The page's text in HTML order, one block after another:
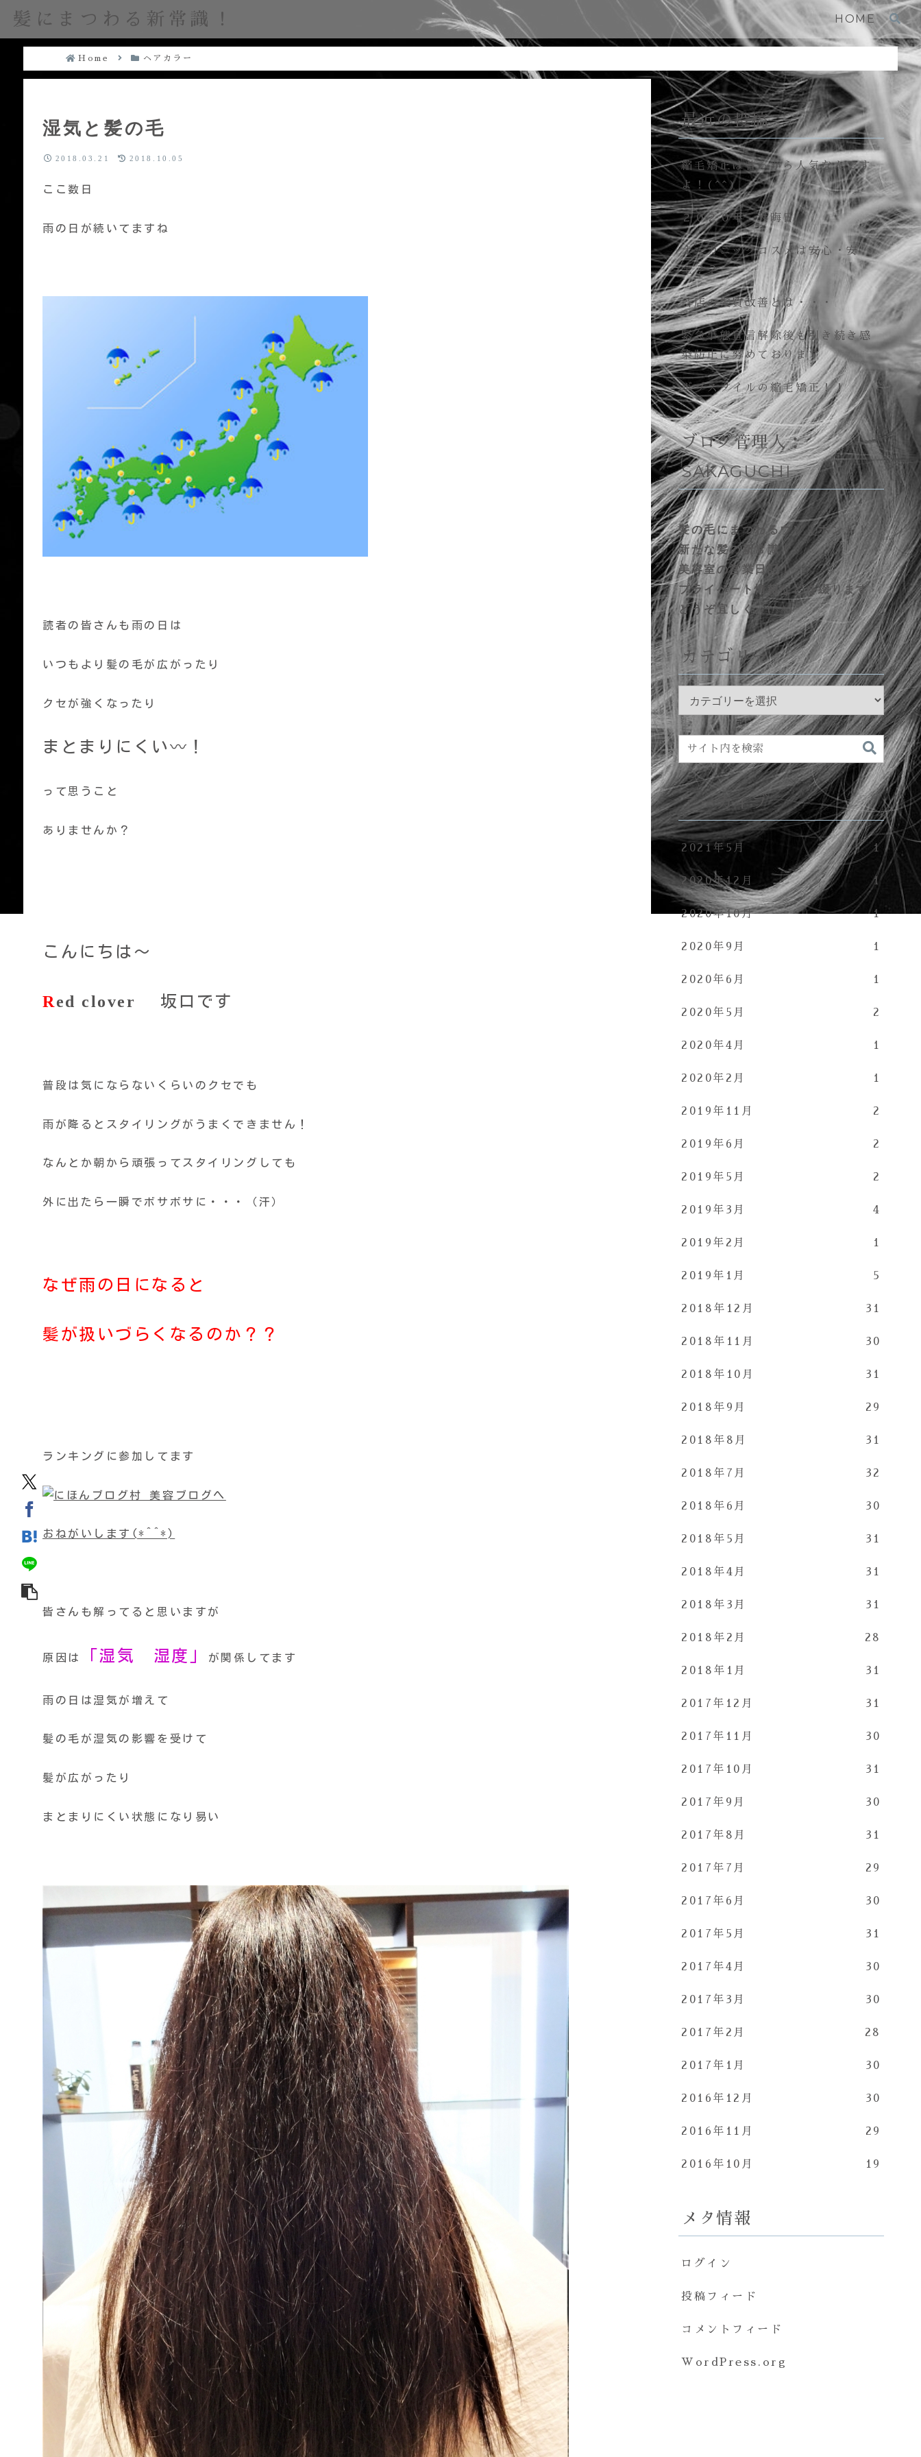
髪にまつわる新常識！ HOME
Home ヘアカラー
湿気と髪の毛
2018.03.21 2018.10.05
ここ数日
雨の日が続いてますね
読者の皆さんも雨の日は
いつもより髪の毛が広がったり
クセが強くなったり
まとまりにくい〰！
って思うこと
ありませんか？
こんにちは～
Red clover 坂口です
普段は気にならないくらいのクセでも
雨が降るとスタイリングがうまくできません！
なんとか朝から頑張ってスタイリングしても
外に出たら一瞬でボサボサに・・・（汗）
なぜ雨の日になると
髪が扱いづらくなるのか？？
ランキングに参加してます
おねがいします(*^^*)
皆さんも解ってると思いますが
原因は 「湿気 湿度」 が関係してます
雨の日は湿気が増えて
髪の毛が湿気の影響を受けて
髪が広がったり
まとまりにくい状態になり易い
最近の投稿
縮毛矯正は昔っから人気なんです
よ！(^^)
２０２０年 大晦日
オーガニックコスメは安心・安
全？？
当店の髪質改善とは・・・
緊急事態宣言解除後も引き続き感
染防止に努めております
ボブスタイルの縮毛矯正！！
ブログ管理人：
SAKAGUCHI
髪の毛にまつわるウソ！ホント！
新たな髪の新常識！
美容室の営業日記！
プライベート情報などを綴ります
どうぞ宜しく～(^^)
カテゴリー
アーカイブ
2021年5月 1
2020年12月 1
2020年10月 1
2020年9月 1
2020年6月 1
2020年5月 2
2020年4月 1
2020年2月 1
2019年11月 2
2019年6月 2
2019年5月 2
2019年3月 4
2019年2月 1
2019年1月 5
2018年12月 31
2018年11月 30
2018年10月 31
2018年9月 29
2018年8月 31
2018年7月 32
2018年6月 30
2018年5月 31
2018年4月 31
2018年3月 31
2018年2月 28
2018年1月 31
2017年12月 31
2017年11月 30
2017年10月 31
2017年9月 30
2017年8月 31
2017年7月 29
2017年6月 30
2017年5月 31
2017年4月 30
2017年3月 30
2017年2月 28
2017年1月 30
2016年12月 30
2016年11月 29
2016年10月 19
メタ情報
ログイン
投稿フィード
コメントフィード
WordPress.org